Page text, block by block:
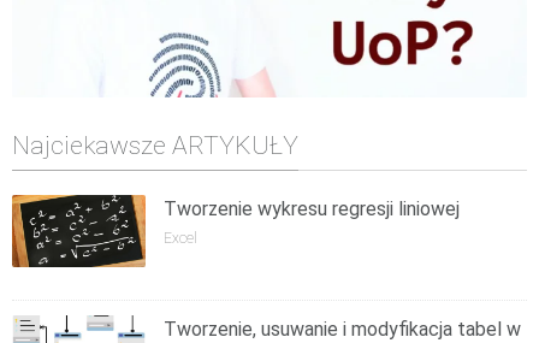
Najciekawsze ARTYKUŁY
Tworzenie wykresu regresji liniowej
Excel
Tworzenie, usuwanie i modyfikacja tabel w